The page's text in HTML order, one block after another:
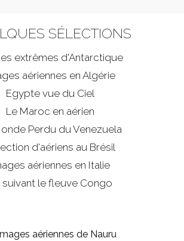
SÉLECTIONS
extrêmes d'Antarctique
aériennes en Algérie
Egypte vue du Ciel
Le Maroc en aérien
Perdu du Venezuela
d'aériens au Brésil
aériennes en Italie
suivant le fleuve Congo
Images aériennes de Nauru